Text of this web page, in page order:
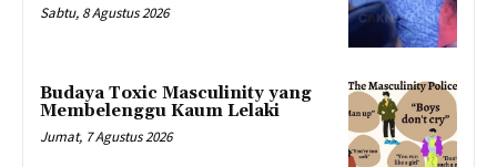
Sabtu, 8 Agustus 2026
Budaya Toxic Masculinity yang
Membelenggu Kaum Lelaki
Jumat, 7 Agustus 2026